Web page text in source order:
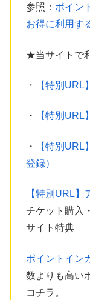
参照： ポイン
お得に利用す
★当サイトで
・ 【特別URL
・ 【特別URL
・
【特別
登録）
【特別URL】
チケット購入
サイト特典
ポイントイン
数よりも高い
コチラ。